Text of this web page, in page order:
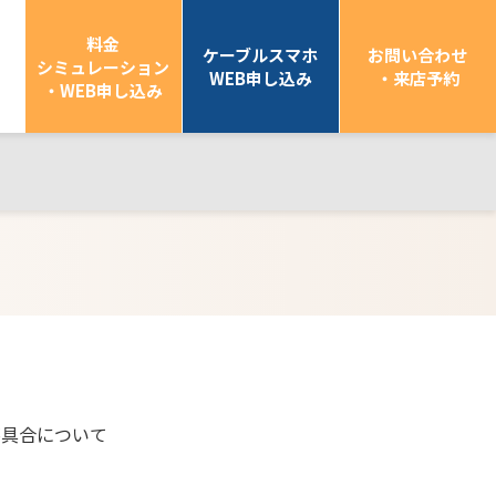
料金
シミュレーション
・WEB申し込み
ケーブルスマホ
WEB申し込み
お問い合わせ
・来店予約
合について